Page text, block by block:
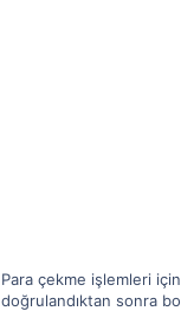
Para çekme işlemleri
doğrulandıktan sonra